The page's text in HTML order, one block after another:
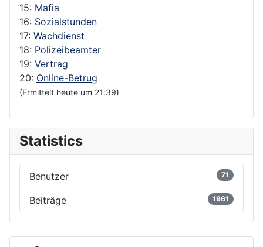
15: Mafia
16: Sozialstunden
17: Wachdienst
18: Polizeibeamter
19: Vertrag
20: Online-Betrug
(Ermittelt heute um 21:39)
Statistics
Benutzer 71
Beiträge 1961